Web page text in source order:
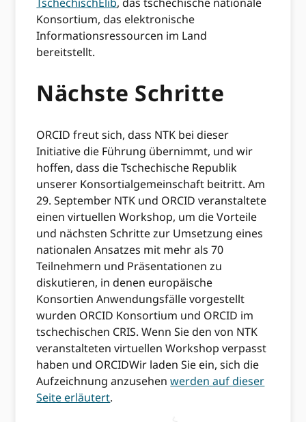
Konsortium, das elektronische
Informationsressourcen im Land
bereitstellt.
Nächste Schritte
ORCID freut sich, dass NTK bei dieser
Initiative die Führung übernimmt, und wir
hoffen, dass die Tschechische Republik
unserer Konsortialgemeinschaft beitritt. Am
29. September NTK und ORCID veranstaltete
einen virtuellen Workshop, um die Vorteile
und nächsten Schritte zur Umsetzung eines
nationalen Ansatzes mit mehr als 70
Teilnehmern und Präsentationen zu
diskutieren, in denen europäische
Konsortien Anwendungsfälle vorgestellt
wurden ORCID Konsortium und ORCID im
tschechischen CRIS. Wenn Sie den von NTK
veranstalteten virtuellen Workshop verpasst
haben und ORCIDWir laden Sie ein, sich die
Aufzeichnung anzusehenwerden auf dieser
Seite erläutert.